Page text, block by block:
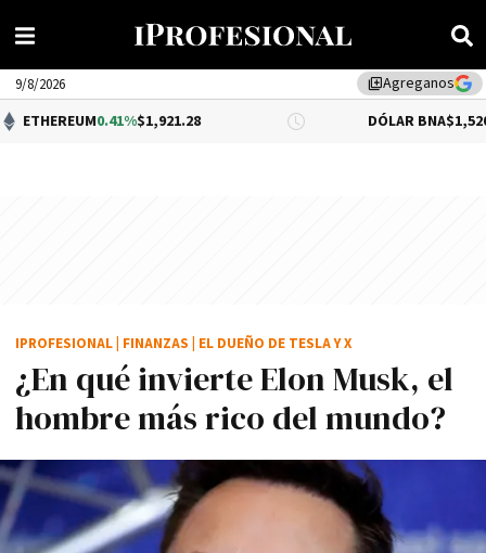
library_addAgreganos
9/8/2026
0.41%$1,921.28 DÓLAR BNA $1,520.00
¿En qué invierte Elon Musk, el
hombre más rico del mundo?
IPROFESIONAL FINANZAS EL DUEÑO DE TESLA Y X